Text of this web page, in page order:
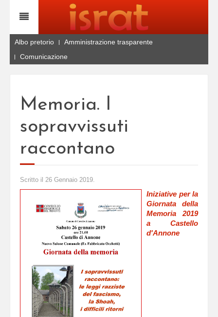
Albo pretorio
Amministrazione trasparente
Comunicazione
Memoria. I
sopravvissuti
raccontano
Scritto il 26 Gennaio 2019.
Iniziative per la
Giornata della
Memoria 2019
a Castello
d'Annone